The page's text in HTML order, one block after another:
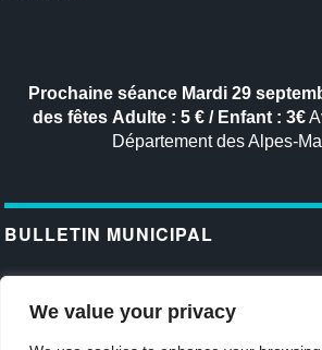
We value your privacy
Prochaine séanceMardi 29
des fêtes Adulte : 5 € / Enfant : 3€
Département des Alpes-
BULLETIN MUNICIPAL
View this publication on